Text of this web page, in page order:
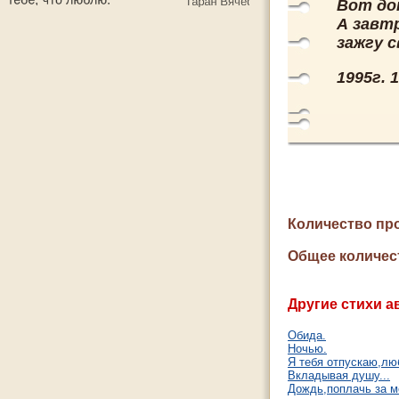
Вот
А
зажгу
1995г.
Количество
Общее
Другие стихи
Обида.
Ночью.
Я тебя
Вкладывая душу...
Дождь,поплачь за